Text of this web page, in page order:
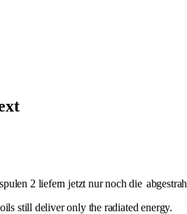
2 liefern jetzt nur noch die
still deliver only the radiated energy.